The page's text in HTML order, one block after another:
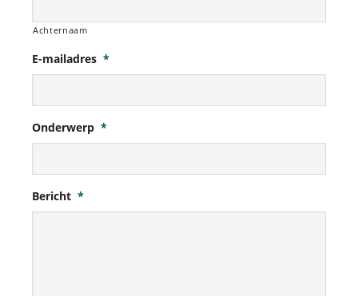
Achternaam
E-mailadres *
Onderwerp *
Bericht *